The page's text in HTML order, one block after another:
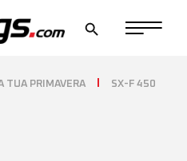
TUA PRIMAVERA SX-F 450